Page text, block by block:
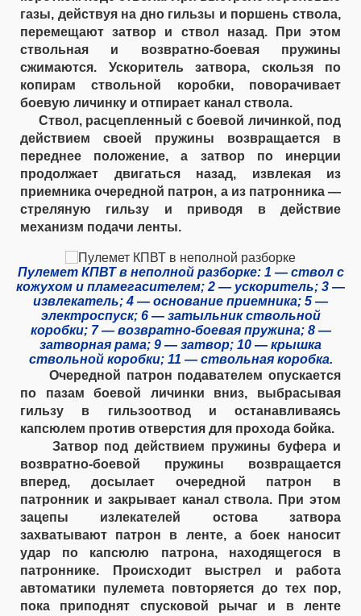
газы, действуя на дно гильзы и поршень ствола,
перемещают затвор и ствол назад. При этом
ствольная и возвратно-боевая пружины
сжимаются. Ускоритель затвора, скользя по
копирам ствольной коробки, поворачивает
боевую личинку и отпирает канал ствола.
Ствол, расцепленный с боевой личинкой, под
действием своей пружины возвращается в
переднее положение, а затвор по инерции
продолжает двигаться назад, извлекая из
приемника очередной патрон, а из патронника —
стреляную гильзу и приводя в действие
механизм подачи ленты.
Пулемет КПВТ в неполной разборке: 1 — ствол с
кожухом и пламегасителем; 2 — ускоритель; 3 —
извлекатель; 4 — основание приемника; 5 —
электроспуск; 6 — затыльник ствольной
коробки; 7 — возвратно-боевая пружина; 8 —
затворная рама; 9 — затвор; 10 — крышка
ствольной коробки; 11 — ствольная коробка.
Очередной патрон подавателем опускается
по пазам боевой личинки вниз, выбрасывая
гильзу в гильзоотвод и останавливаясь
капсюлем против отверстия для прохода бойка.
Затвор под действием пружины буфера и
возвратно-боевой пружины возвращается
вперед, досылает очередной патрон в
патронник и закрывает канал ствола. При этом
зацепы излекателей остова затвора
захватывают патрон в ленте, а боек наносит
удар по капсюлю патрона, находящегося в
патроннике. Происходит выстрел и работа
автоматики пулемета повторяется до тех пор,
пока приподнят спусковой рычаг и в ленте